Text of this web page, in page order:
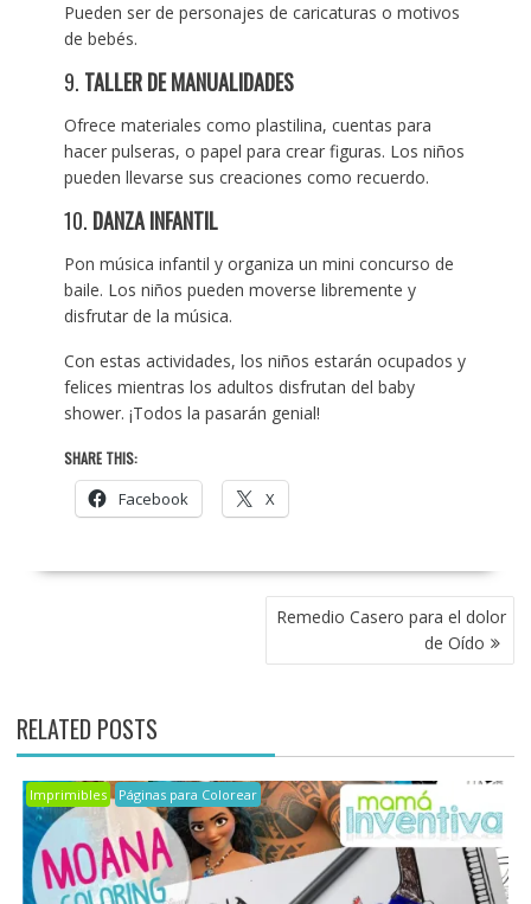
Pueden ser de personajes de caricaturas o motivos
de bebés.
9. TALLER DE MANUALIDADES
Ofrece materiales como plastilina, cuentas para
hacer pulseras, o papel para crear figuras. Los niños
pueden llevarse sus creaciones como recuerdo.
10. DANZA INFANTIL
Pon música infantil y organiza un mini concurso de
baile. Los niños pueden moverse libremente y
disfrutar de la música.
Con estas actividades, los niños estarán ocupados y
felices mientras los adultos disfrutan del baby
shower. ¡Todos la pasarán genial!
SHARE THIS:
Facebook X
Remedio Casero para el dolor
de Oído
RELATED POSTS
Imprimibles Páginas para Colorear